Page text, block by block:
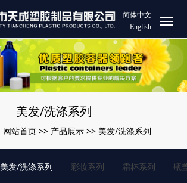
简体中文
English
美发/洗涤系列
网站首页 >> 产品展示 >> 美发/洗涤系列
美发/洗涤系列 彩妆系列 霜杯系列 瓶